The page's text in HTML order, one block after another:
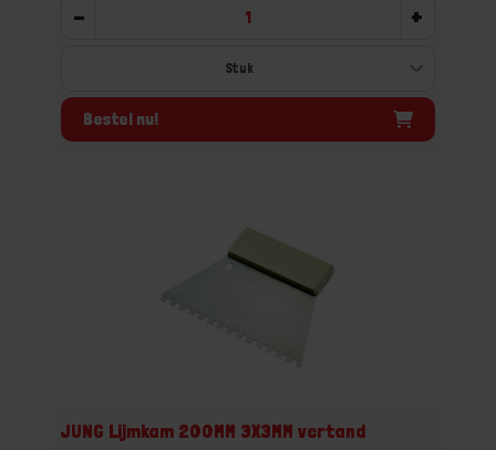
- +
Bestel nu!
JUNG Lijmkam 200MM 3X3MM vertand